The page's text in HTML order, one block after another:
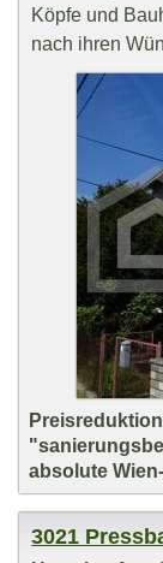
Köpfe und
nach ihren
absolute
3021